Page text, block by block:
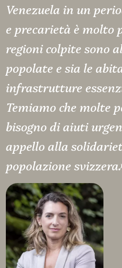
Venezuela in un
e precarietà è molto
regioni colpite sono
popolate e sia le
infrastrutture
Temiamo che molte
bisogno di aiuti
appello alla
popolazione